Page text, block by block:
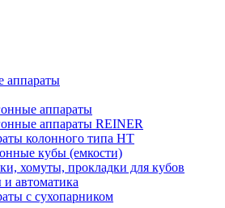
аппараты
аппараты
аппараты REINER
колонного типа НТ
кубы (емкости)
хомуты, прокладки для кубов
автоматика
с сухопарником